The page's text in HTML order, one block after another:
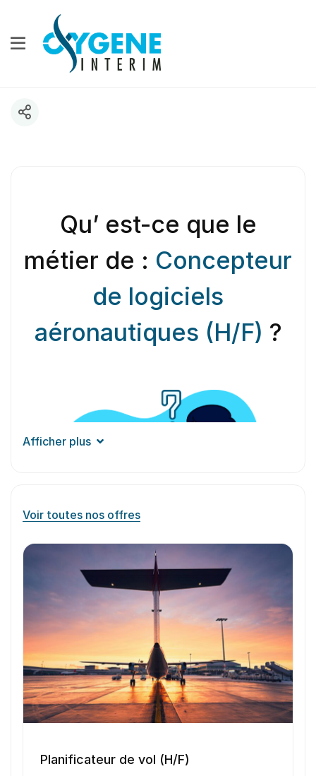
Qu’ est-ce que le
métier de : Concepteur
de logiciels
aéronautiques (H/F) ?
Aperçu dumétier
Le concepteur de logiciels aéronautiques est
chargé de concevoir et de développer des
programmes informatiques destinés à l’industrie
de l’aéronautique. Ses principales responsabilités
incluent : • l’analyse des besoins fonctionnels et
techniques • la création d’architectures logicielles
robustes • le codage, le test et la maintenance de
logiciels embarqués • la collaboration avec des
ingénieurs aéronautiques pour s’assurer de
systèmes de vol. Ce métier requiert un sens aigu
de la précision et une connaissance approfondie
Afficher plus
Voir toutes nos offres
Planificateur de vol (H/F)